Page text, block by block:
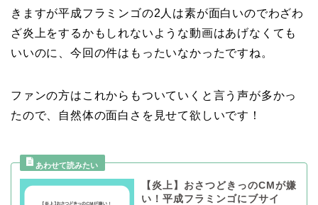
きますが平成フラミンゴの2人は素が面白いのでわざわ
ざ炎上をするかもしれないような動画はあげなくても
いいのに、今回の件はもったいなかったですね。
ファンの方はこれからもついていくと言う声が多かっ
たので、自然体の面白さを見せて欲しいです！
【炎上】おさつどきっのCMが嫌
い！平成フラミンゴにブサイ